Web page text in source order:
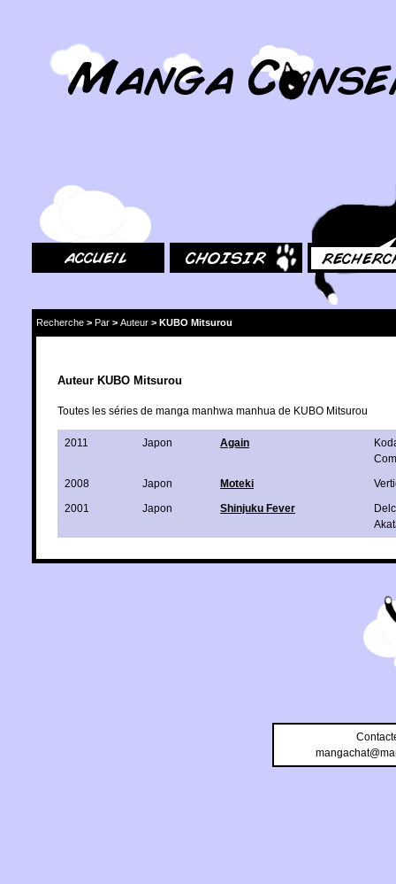
Recherche > Par > Auteur > KUBO Mitsurou
Auteur KUBO Mitsurou
Toutes les séries de manga manhwa manhua de KUBO Mitsurou
2011 Japon Again
2008
Japon Moteki
2001
Japon Shinjuku Fever